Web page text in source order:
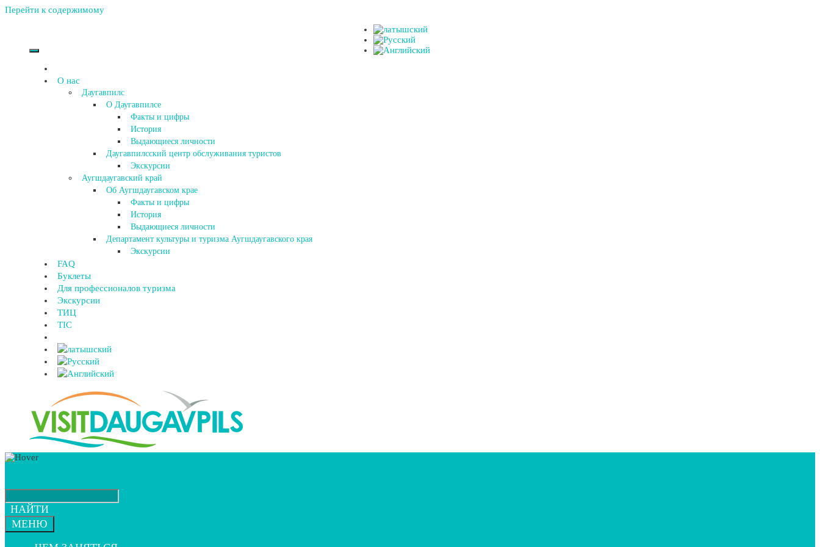
Перейти к содержимому
О нас
Даугавпилс
О Даугавпилсе
Факты и цифры
История
Выдающиеся личности
Даугавпилсский центр обслуживания туристов
Экскурсии
Аугшдаугавский край
Об Аугшдаугавском крае
Факты и цифры
История
Выдающиеся личности
Департамент культуры и туризма Аугшдаугавского края
Экскурсии
FAQ
Буклеты
Для профессионалов туризма
Экскурсии
ТИЦ
TIC
НАЙТИ
МЕНЮ